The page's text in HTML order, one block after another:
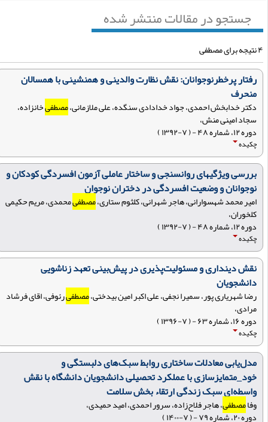
جستجو در مقالات منتشر شده
رفتار پرخطرنوجوانان: نقش نظارت والدینی و همنشینی با همسالان
منحرف
دکتر خدابخش احمدی، جواد خدادادی سنگده، علی ملازمانی،مصطفیخانزاده،
سجاد امینی منش،
دوره ۱۲، شماره ۴۸ - ( ۷-۱۳۹۲ )
چکیده
بررسی ویژگی‏های روانسنجی و ساختار عاملی آزمون افسردگی کودکان و
نوجوانان و وضعیت افسردگی در دختران نوجوان
امیر محمد شهسوارانی، هاجر شهرانی، کلثوم ستاری،مصطفیمحمدی، مریم حکیمی
کلخوران،
دوره ۱۲، شماره ۴۸ - ( ۷-۱۳۹۲ )
چکیده
نقش دینداری و مسئولیت‌پذیری در پیش‌بینی تعهد زناشویی
دانشجویان
رضا شهریاری پور، سمیرا نجفی، علی اکبر امین بیدختی،مصطفیرئوفی، اقای فرشاد
مرادی،
دوره ۱۶، شماره ۶۳ - ( ۷-۱۳۹۶ )
چکیده
مدل‌یابی معادلات ساختاری روابط سبک‌های دلبستگی و
خود_متمایزسازی با عملکرد تحصیلی دانشجویان دانشگاه با نقش
واسطه‌ای سبک زندگی ارتقاء بخش سلامت
وفامصطفی، هاجر فلاح‌زاده، سرور احمدی، امید حمیدی،
دوره ۲۰، شماره ۷۹ - ( ۷-۱۴۰۰ )